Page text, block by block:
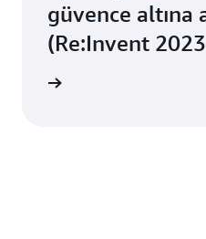
güvence altına
(Re:Invent